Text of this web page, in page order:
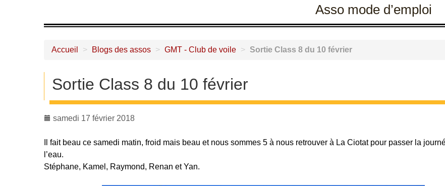
Asso mode d’emploi
Accueil > Blogs des assos > GMT - Club de voile > Sortie Class 8 du 10 février
Sortie Class 8 du 10 février
samedi 17 février 2018
Il fait beau ce samedi matin, froid mais beau et nous sommes 5 à nous retrouver à La Ciotat pour passer la
l’eau.
Stéphane, Kamel, Raymond, Renan et Yan.